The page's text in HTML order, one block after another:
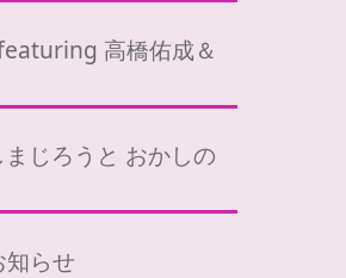
高橋佑成＆
じろうと おかしの
らせ